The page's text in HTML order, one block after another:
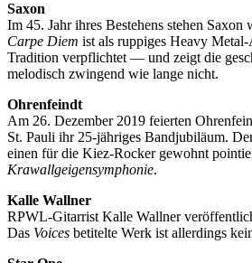
Saxon
Im 45. Jahr ihres Bestehens stehen Saxon
Carpe Diem ist als ruppiges Heavy
Tradition verpflichtet — und zeigt die
melodisch zwingend wie lange nicht.
Ohrenfeindt
Am 26. Dezember 2019 feierten
St. Pauli ihr 25-jähriges Bandjubiläum.
einen für die Kiez-Rocker gewohnt
Krawallgeigensymphonie.
Kalle Wallner
RPWL-Gitarrist Kalle Wallner
Das Voices betitelte Werk ist allerdings